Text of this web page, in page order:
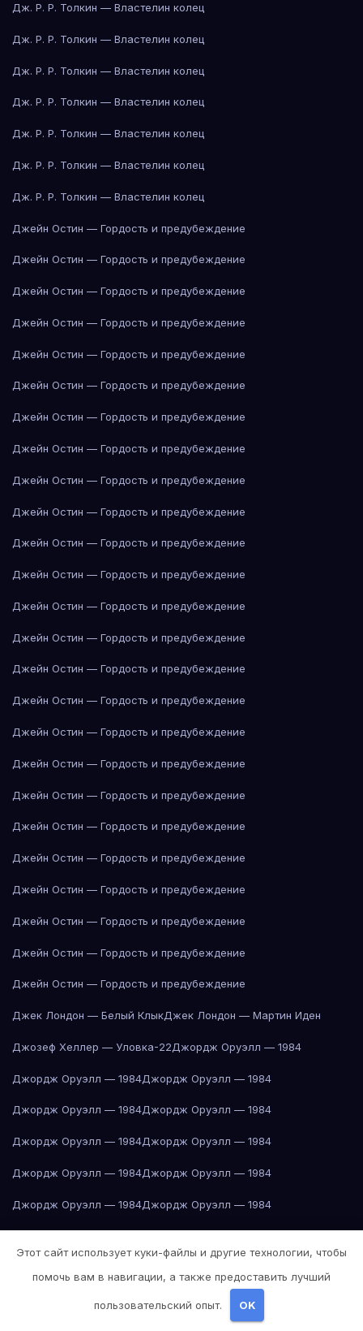
Дж. Р. Р. Толкин — Властелин колец
Дж. Р. Р. Толкин — Властелин колец
Дж. Р. Р. Толкин — Властелин колец
Дж. Р. Р. Толкин — Властелин колец
Дж. Р. Р. Толкин — Властелин колец
Дж. Р. Р. Толкин — Властелин колец
Дж. Р. Р. Толкин — Властелин колец
Джейн Остин — Гордость и предубеждение
Джейн Остин — Гордость и предубеждение
Джейн Остин — Гордость и предубеждение
Джейн Остин — Гордость и предубеждение
Джейн Остин — Гордость и предубеждение
Джейн Остин — Гордость и предубеждение
Джейн Остин — Гордость и предубеждение
Джейн Остин — Гордость и предубеждение
Джейн Остин — Гордость и предубеждение
Джейн Остин — Гордость и предубеждение
Джейн Остин — Гордость и предубеждение
Джейн Остин — Гордость и предубеждение
Джейн Остин — Гордость и предубеждение
Джейн Остин — Гордость и предубеждение
Джейн Остин — Гордость и предубеждение
Джейн Остин — Гордость и предубеждение
Джейн Остин — Гордость и предубеждение
Джейн Остин — Гордость и предубеждение
Джейн Остин — Гордость и предубеждение
Джейн Остин — Гордость и предубеждение
Джейн Остин — Гордость и предубеждение
Джейн Остин — Гордость и предубеждение
Джейн Остин — Гордость и предубеждение
Джейн Остин — Гордость и предубеждение
Джейн Остин — Гордость и предубеждение
Джек Лондон — Белый КлыкДжек Лондон — Мартин Иден
Джозеф Хеллер — Уловка-22Джордж Оруэлл — 1984
Джордж Оруэлл — 1984Джордж Оруэлл — 1984
Джордж Оруэлл — 1984Джордж Оруэлл — 1984
Джордж Оруэлл — 1984Джордж Оруэлл — 1984
Джордж Оруэлл — 1984Джордж Оруэлл — 1984
Джордж Оруэлл — 1984Джордж Оруэлл — 1984
Дубай
Этот сайт использует куки-файлы и другие технологии, чтобы
помочь вам в навигации, а также предоставить лучший
пользовательский опыт. OK